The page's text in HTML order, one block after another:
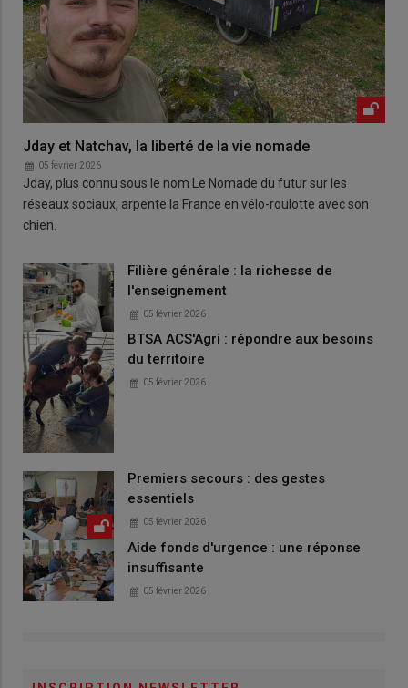
Jday et Natchav, la liberté de la vie nomade
05 février 2026
Jday, plus connu sous le nom Le Nomade du futur sur les
réseaux sociaux, arpente la France en vélo-roulotte avec son
chien.
Filière générale : la richesse de
l'enseignement
05 février 2026
BTSA ACS'Agri : répondre aux besoins
du territoire
05 février 2026
Premiers secours : des gestes
essentiels
05 février 2026
Aide fonds d'urgence : une réponse
insuffisante
05 février 2026